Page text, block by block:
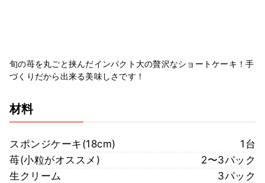
旬の苺を丸ごと挟んだインパクト大の贅沢なショートケーキ！手
づくりだから出来る美味しさです！
材料
スポンジケーキ(18cm)
1台
苺(小粒がオススメ)
2〜3パック
生クリーム
3パック